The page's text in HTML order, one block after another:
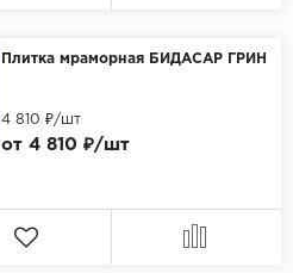
Плитка мраморная БИДАСАР ГРИН
от 4 810 ₽/шт
4 810 ₽/шт